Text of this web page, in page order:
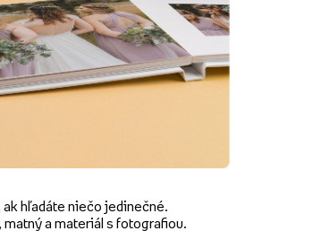
hľadáte niečo jedinečné.
matný a materiál s fotografiou.